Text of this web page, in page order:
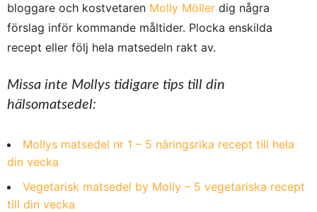
bloggare och kostvetaren Molly Möller dig några
förslag inför kommande måltider. Plocka enskilda
recept eller följ hela matsedeln rakt av.
Missa inte Mollys tidigare tips till din
hälsomatsedel:
Mollys matsedel nr 1 – 5 näringsrika recept till hela
din vecka
Vegetarisk matsedel by Molly – 5 vegetariska recept
till din vecka